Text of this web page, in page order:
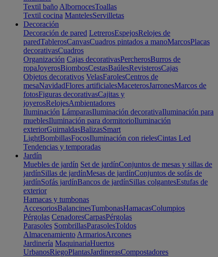
Textil baño AlbornocesToallas
Textil cocina MantelesServilletas
Decoración
Decoración de pared LetrerosEspejosRelojes de
paredTablerosCanvasCuadros pintados a manoMarcosPlacas
decorativasCuadros
Organización Cajas decorativasPercherosBurros de
ropaJoyerosBiombosCestasBaúlesRevisterosCajas
Objetos decorativos VelasFarolesCentros de
mesaNavidadFlores artificialesMaceterosJarronesMarcos de
fotosFiguras decorativasCajitas y
joyerosRelojesAmbientadores
Iluminación LámparasIluminación decorativaIluminación para
mueblesIluminación para dormitorioIluminación
exteriorGuirnaldasBalizasSmart
LightBombillasFocosIluminación con rielesCintas Led
Tendencias y temporadas
Jardín
Muebles de jardín Set de jardínConjuntos de mesas y sillas de
jardínSillas de jardínMesas de jardínConjuntos de sofás de
jardínSofás jardínBancos de jardínSillas colgantesEstufas de
exterior
Hamacas y tumbonas
AccesoriosBalancinesTumbonasHamacasColumpios
Pérgolas CenadoresCarpasPérgolas
Parasoles SombrillasParasolesToldos
Almacenamiento ArmariosArcones
Jardinería MaquinariaHuertos
UrbanosRiegoPlantasJardinerasCompostadores